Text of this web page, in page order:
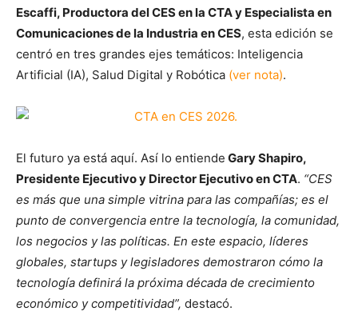
Escaffi, Productora del CES en la CTA y Especialista en
Comunicaciones de la Industria en CES, esta edición se
centró en tres grandes ejes temáticos: Inteligencia
Artificial (IA), Salud Digital y Robótica (ver nota).
El futuro ya está aquí. Así lo entiende Gary Shapiro,
Presidente Ejecutivo y Director Ejecutivo en CTA. “CES
es más que una simple vitrina para las compañías; es el
punto de convergencia entre la tecnología, la comunidad,
los negocios y las políticas. En este espacio, líderes
globales, startups y legisladores demostraron cómo la
tecnología definirá la próxima década de crecimiento
económico y competitividad”, destacó.